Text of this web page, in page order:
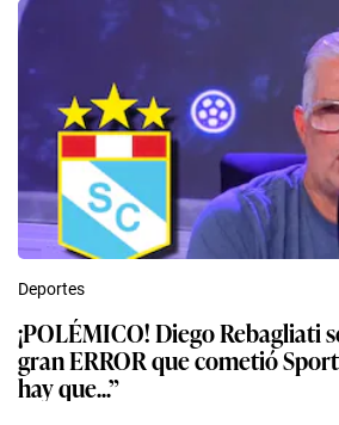
Deportes
¡POLÉMICO! Diego Rebagliati
gran ERROR que cometió
hay que...”